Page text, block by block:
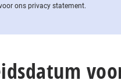
ons privacy statement.